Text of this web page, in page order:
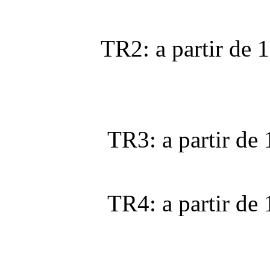
TR2: a
TR3: a
TR4: a